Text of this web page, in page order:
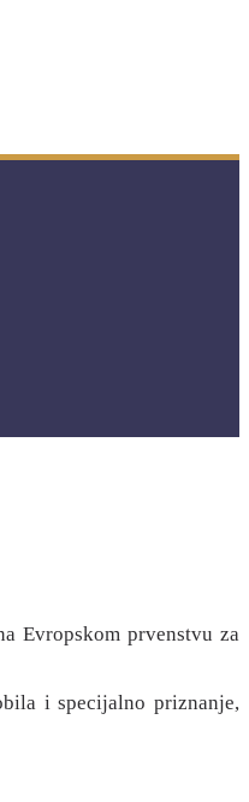
Evropskom prvenstvu za
i specijalno priznanje,